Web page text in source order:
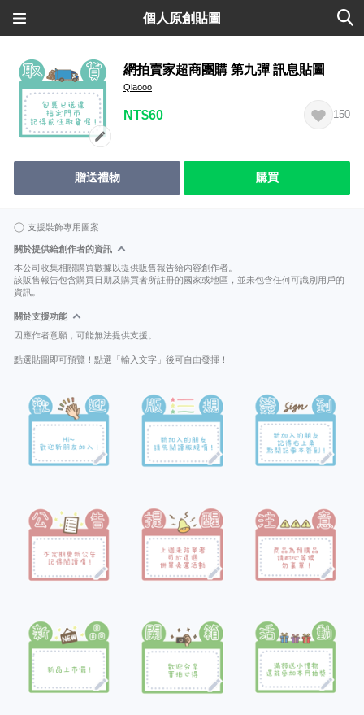
個人原創貼圖
網拍賣家超商團購 第九彈 訊息貼圖
Qiaooo
NT$60 150
贈送禮物 購買
支援裝飾專用圖案
關於提供給創作者的資訊
本公司收集相關購買數據以提供販售報告給內容創作者。
該販售報告包含購買日期及購買者所註冊的國家或地區，並未包含任何可識別用戶的
資訊。
關於支援功能
因應作者意願，可能無法提供支援。
點選貼圖即可預覽！點選「輸入文字」後可自由發揮！